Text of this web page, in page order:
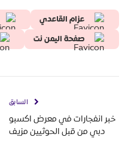
عزام القاعدي
صفحة اليمن نت
السابق
خبر انفجارات في معرض اكسبو
دبي من قبل الحوثيين مزيف